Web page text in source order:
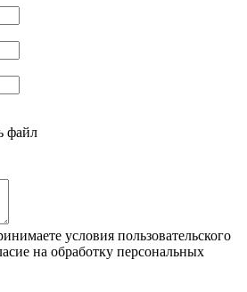
файл
условия пользовательского
на обработку персональных